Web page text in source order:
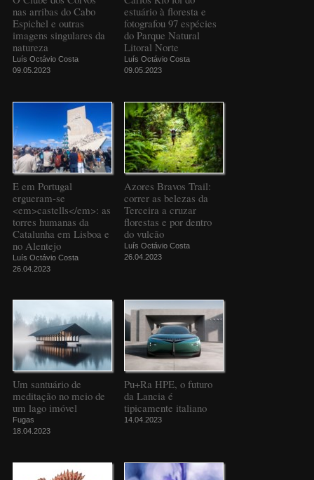
nas arribas do Cabo
Espichel e outras
imagens singulares da
natureza
Luís Octávio Costa
09.05.2023
estuário à floresta e
fotografou 97 espécies
do Parque Natural
Litoral Norte
Luís Octávio Costa
09.05.2023
E em Portugal
ergueram-se
<em>castells</em>: as
torres humanas da
Catalunha em Lisboa e
no Alentejo
Luís Octávio Costa
26.04.2023
Azores Bravos Trail:
correr as belezas da
Terceira a cruzar
florestas e por dentro
do vulcão
Luís Octávio Costa
26.04.2023
Um santuário de
meditação no meio de
um lago imóvel
Fugas
18.04.2023
Pu+Ra HPE, o futuro
da Lancia é
tipicamente italiano
14.04.2023